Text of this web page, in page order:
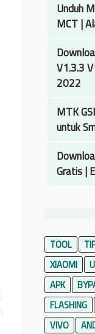
Unduh
MCT |
V1.3.3
2022
MTK
untuk
Gratis |
TOOL
XIAOMI
APK
FLASHING
VIVO